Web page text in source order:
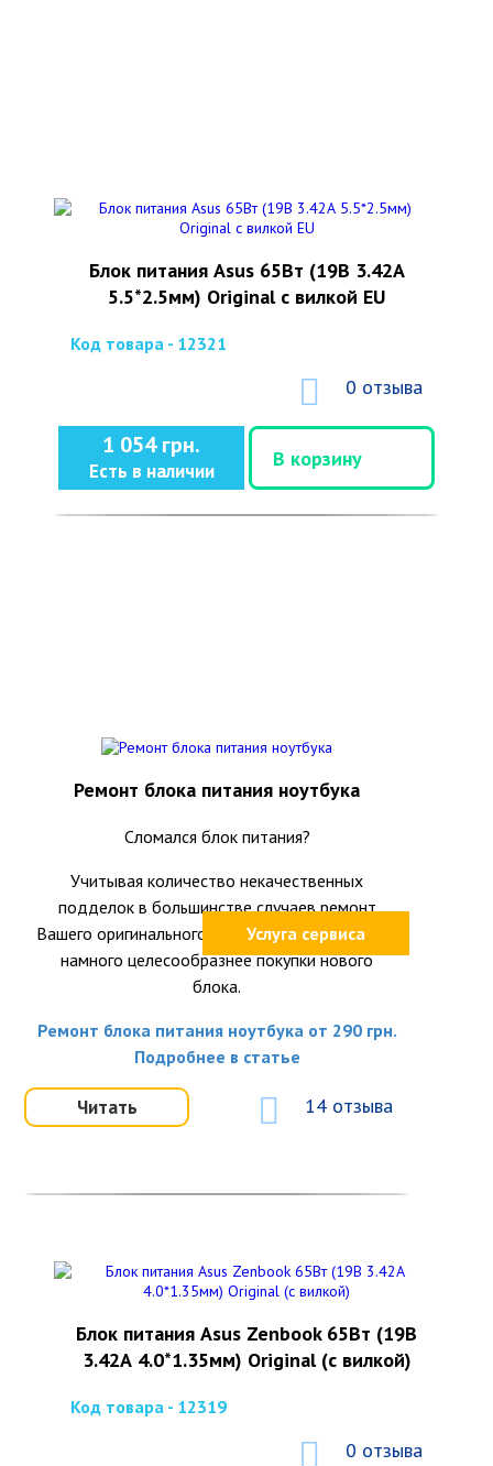
Блок питания Asus 65Вт (19В 3.42А
5.5*2.5мм) Original с вилкой EU
Код товара - 12321
0 отзыва
1 054 грн.
Есть в наличии
В корзину
Услуга сервиса
Ремонт блока питания ноутбука
Сломался блок питания?
Учитывая количество некачественных
подделок в большинстве случаев ремонт
Вашего оригинального блока питания окажется
намного целесообразнее покупки нового
блока.
Ремонт блока питания ноутбука от 290 грн.
Подробнее в статье
Читать 14 отзыва
Блок питания Asus Zenbook 65Вт (19В
3.42А 4.0*1.35мм) Original (с вилкой)
Код товара - 12319
0 отзыва